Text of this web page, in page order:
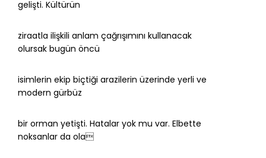
gelişti. Kültürün
ziraatla ilişkili anlam çağrışımını kullanacak
olursak bugün öncü
isimlerin ekip biçtiği arazilerin üzerinde yerli ve
modern gürbüz
bir orman yetişti. Hatalar yok mu var. Elbette
noksanlar da ola